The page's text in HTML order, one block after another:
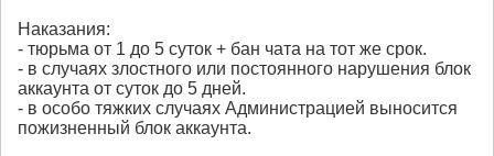
Наказания:
- тюрьма от 1 до 5 суток + бан чата на тот же срок.
- в случаях злостного или постоянного нарушения блок
аккаунта от суток до 5 дней.
- в особо тяжких случаях Администрацией выносится
пожизненный блок аккаунта.